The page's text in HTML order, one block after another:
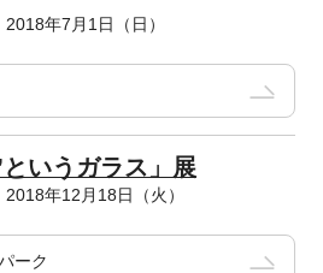
年7月1日（日）
というガラス」展
年12月18日（火）
ーク